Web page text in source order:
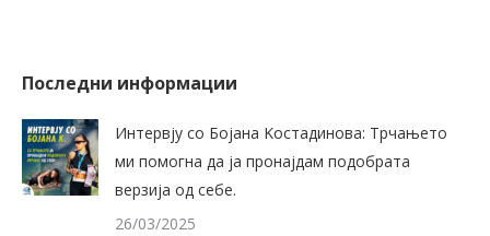
Последни информации
Интервју со Бојана Kостадинова: Трчањето
ми помогна да ја пронајдам подобрата
верзија од себе.
26/03/2025